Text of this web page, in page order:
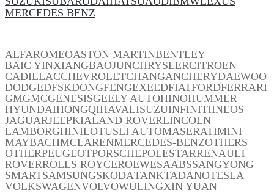
MERCEDES BENZ
ALFAROMEOASTON MARTINBENTLEY
BAIC YINXIANGBAOJUNCHRYSLERCITROEN
CADILLACCHEVROLETCHANGANCHERYDAEWOO
DODGEDFSKDONGFENGEXEEDFIATFORDFERRARI
GMGMCGENESISGEELY AUTOHINOHUMMER
HYUNDAIHONGQIHAVALISUZUINFINITIINEOS
JAGUARJEEPKIALAND ROVERLINCOLN
LAMBORGHINILOTUSLI AUTOMASERATIMINI
MAYBACHMCLARENMERCEDES-BENZOTHERS
OTHERPEUGEOTPORSCHEPOLESTARRENAULT
ROVERROLLS ROYCEROEWESAABSSANGYONG
SMARTSAMSUNGSKODATANKTADANOTESLA
VOLKSWAGENVOLVOWULINGXIN YUAN